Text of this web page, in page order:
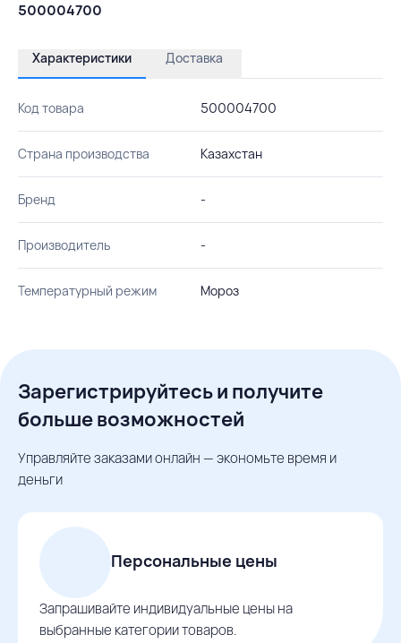
500004700
Характеристики Доставка
Код товара 500004700
Страна производства Казахстан
Бренд -
Производитель -
Температурный режим Мороз
Зарегистрируйтесь и получите
больше возможностей
Управляйте заказами онлайн — экономьте время и
деньги
Персональные цены
Запрашивайте индивидуальные цены на
выбранные категории товаров.